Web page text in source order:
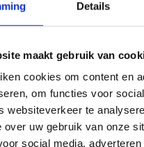
Details
maakt gebruik van
cookies om content en
om functies voor
websiteverkeer te
over uw gebruik van onze
social media,